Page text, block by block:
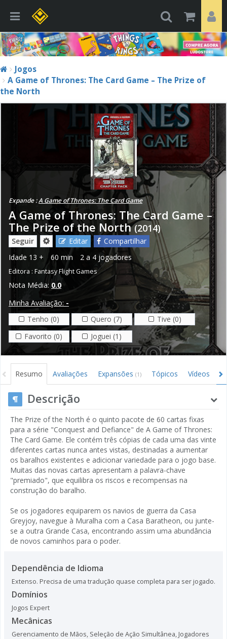
Jogos
A Game of Thrones: The Card Game – The Prize of
the North
Expande :A Game of Thrones: The Card Game
A Game of Thrones: The Card Game –
The Prize of the North (2014)
Seguir Editar
Compartilhar
Idade 13 + 60 min 2 a 4 jogadores
Editora : Fantasy Flight Games
Nota Média: 0.0
Minha Avaliação: -
Tenho (0)
Quero (7)
Tive (0)
Favorito (0)
Joguei (1)
Resumo Avaliações Expansões (1) Tópicos Vídeos
Descrição
The Prize of the North é o quinto pacote de 60 cartas fixas
para a série "Conquest and Defiance" de A Game of Thrones:
The Card Game. Ele contém três cópias de cada uma das vinte
diferentes cartas nunca antes vistas, destinadas a aumentar
os baralhos existentes e adicionar variedade para o jogo base.
Muitas das novas cartas apresentam a palavra-chave
"premiado", que equilibra os riscos e recompensas na
construção do baralho.
Se os jogadores equiparem os navios de guerra da Casa
Greyjoy, navegue à Muralha com a Casa Baratheon, ou junte-
se a outra Grande Casa, encontrando assim uma abundância
de novos caminhos para o poder.
Dependência de Idioma
Extenso. Precisa de uma tradução quase completa para ser jogado.
Domínios
Jogos Expert
Mecânicas
Gerenciamento de Mãos, Seleção de Ação Simultânea, Jogadores